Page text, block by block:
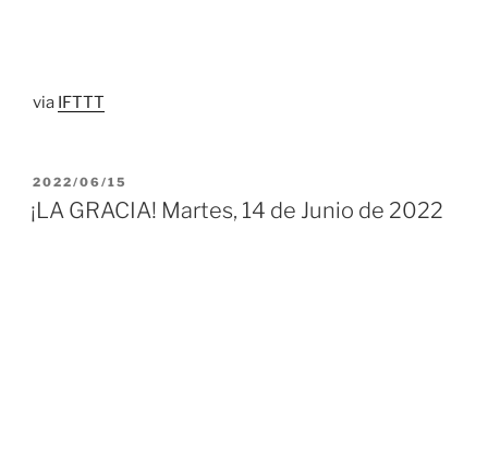
via IFTTT
PUBLICADO
EL
2022/06/15
¡LA GRACIA! Martes, 14 de Junio de 2022